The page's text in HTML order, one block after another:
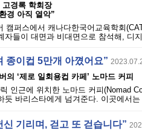
경록 학회장
경 아직 열악”
캠퍼스에서 캐나다한국어교육학회
자들이 대면과 비대면으로 참석해, 디
종이컵 5만개 아꼈어요”
의 ‘제로 일회용컵 카페’ 노마드 커피
인근에 위치한 노마드 커피(Nomad
듯 바리스타에게 넘겨준다. 이곳에서
기리며, 걷고 또 걷습니다”